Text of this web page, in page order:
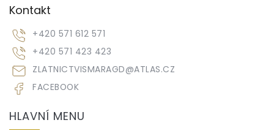
Kontakt
ZLATNICTVISMARAGD@ATLAS.CZ
+420 571 612 571
+420 571 423 423
FACEBOOK
HLAVNÍ MENU